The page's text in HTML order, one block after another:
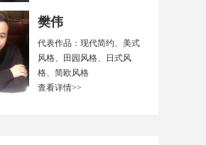
樊伟
代表作品：现代简约、美式
风格、田园风格、日式风
格、简欧风格
查看详情>>